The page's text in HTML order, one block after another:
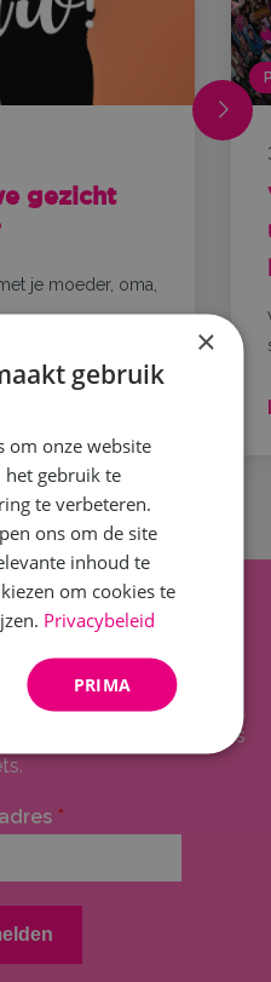
gezicht
je moeder, oma,
blijven?
updates, nieuws en
onze nieuwsbrief en mis
*
×
gebruik
om onze website
het gebruik te
te verbeteren.
ons om de site
inhoud te
om cookies te
Privacybeleid
PRIMA